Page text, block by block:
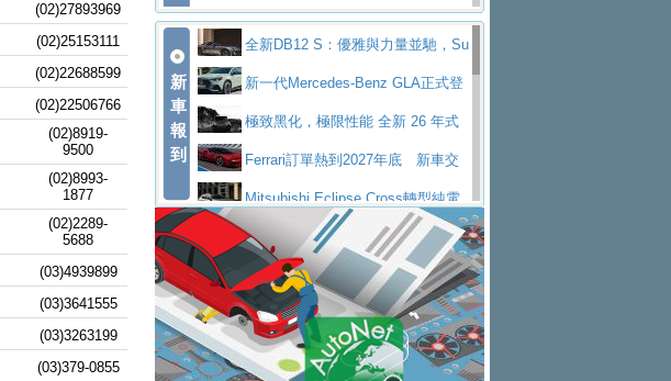
(02)27893969
(02)25153111
(02)22688599
(02)22506766
(02)8919-
9500
(02)8993-
1877
(02)2289-
5688
(03)4939899
(03)3641555
(03)3263199
(03)379-0855
CKS SAKURA為品味獨具層峰買家打造的頂級座
駕，MAZDA CX-90 33T AWD Premium Ca
ptain Seat
EV
技的座駕! Ford Territory中型油電休旅
SO Super Great今日在台登場，結合先進安
全輔助科技
ntis四品牌經銷權，全新多品牌旗艦展示中
心開幕啟用
屏東特搜大隊再添新利器 SITRAK
救助器材車買氣不衰、SUZUKI經銷商勇於開啟
全新大店，新北都鈴木占地500坪土城旗艦
展示中心開幕
2025第七屆ISUZU運轉職人挑戰賽
熱血登場 展現極致車技與專業職人精神
H2GP世界總決賽圓滿落幕 台灣團
隊表現精彩淨零減碳指標性應用 純電動水泥預
新
車
報
到
全新DB12 S：優雅與力量並馳，Su
per Tourer的顛峰之作
新一代Mercedes-Benz GLA正式登
場 續航最高657公里、支援320kW快充
極致黑化，極限性能 全新 26 年式
DEFENDER OCTA BLACK 限量登台
Ferrari訂單熱到2027年底 新車交
付至少得等一年以上
Mitsubishi Eclipse Cross轉型純電
休旅 87kWh電池續航超過600公里
全新BMW 318i Touring豪華旅行車
全台限量200台 進化現型
不等零關稅的紅利，Jeep品牌今日
起展開首批車交車
Volvo EX60 即將叩關，靜肅性、底
盤與數位介面搶先揭露
Audi Q9 將於 2026 年底上市 旗艦